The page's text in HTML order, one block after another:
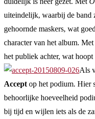
uiteindelijk, waarbij de band
gehoornde maskers, wat
character van het album.
het publiek achter, wat
Als
Accept op het podium. Hier
behoorlijke hoeveelheid
bij tijd en wijlen iets als de